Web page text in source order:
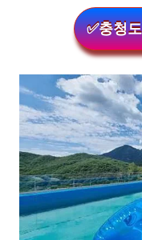
✅충청